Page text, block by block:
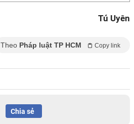
Tú Uyên
Theo Pháp luật TP HCM Copy link
Chia sẻ